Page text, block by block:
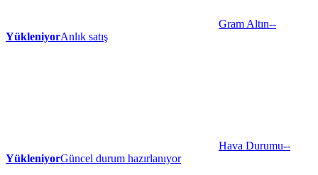
Gram Altın--
YükleniyorAnlık satış
Hava Durumu--
YükleniyorGüncel durum hazırlanıyor